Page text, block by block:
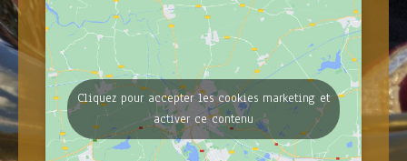
Cliquez pour accepter les cookies marketing et
activer ce contenu